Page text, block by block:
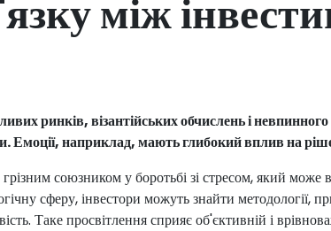
між
ринків, візантійських обчислень і
Емоції, наприклад, мають глибокий вплив на
союзником у боротьбі зі стресом, який може
сферу, інвестори можуть знайти методології,
Таке просвітлення сприяє об'єктивній і